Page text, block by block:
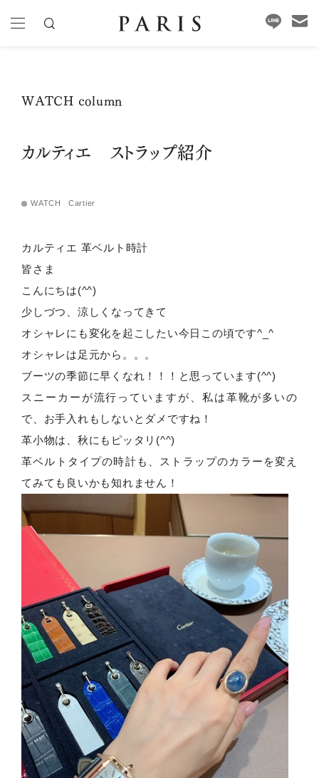
WATCH column
カルティエ ストラップ紹介
WATCH Cartier
カルティエ 革ベルト時計
皆さま
こんにちは(^^)
少しづつ、涼しくなってきて
オシャレにも変化を起こしたい今日この頃です^_^
オシャレは足元から。。。
ブーツの季節に早くなれ！！！と思っています(^^)
スニーカーが流行っていますが、私は革靴が多いの
で、お手入れもしないとダメですね！
革小物は、秋にもピッタリ (^^)
革ベルトタイプの時計も、ストラップのカラーを変え
てみても良いかも知れません！